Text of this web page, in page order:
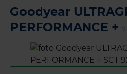
Goodyear
PERFORMANCE +